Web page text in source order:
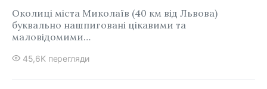
Околиці міста Миколаїв (40 км від Львова)
буквально нашпиговані цікавими та
маловідомими…
45,6K перегляди